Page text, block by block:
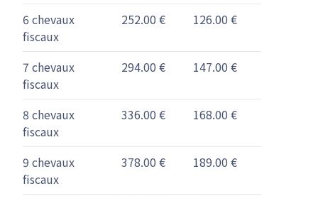
6 chevaux
fiscaux
252.00 € 126.00 €
7 chevaux
fiscaux
294.00 € 147.00 €
8 chevaux
fiscaux
336.00 € 168.00 €
9 chevaux
fiscaux
378.00 € 189.00 €